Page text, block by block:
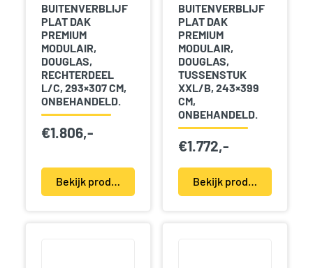
BUITENVERBLIJF
PLAT DAK
PREMIUM
MODULAIR,
DOUGLAS,
RECHTERDEEL
L/C, 293×307 CM,
ONBEHANDELD.
€1.806,-
Bekijk product(en)
BUITENVERBLIJF
PLAT DAK
PREMIUM
MODULAIR,
DOUGLAS,
TUSSENSTUK
XXL/B, 243×399
CM,
ONBEHANDELD.
€1.772,-
Bekijk product(en)